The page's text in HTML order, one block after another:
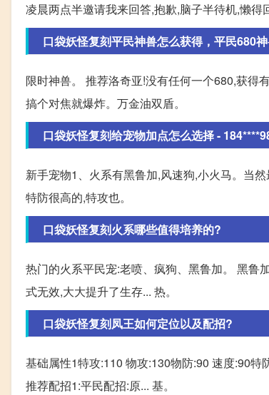
凌晨两点半邀请我来回答,抱歉,脑子半待机,懒
口袋妖怪复刻平民神兽怎么获得，平民680
限时神兽。 推荐洛奇亚!没有任何一个680,获得
搞个对焦就爆炸。万金油双盾。
口袋妖怪复刻给宠物加点怎么选择 -
新手宠物1、火系有黑鲁加,风速狗,小火马。当
特防很高的,特攻也。
口袋妖怪复刻火系哪些值得培养的?
热门的火系平民宠:老喷、疯狗、黑鲁加。 黑鲁
式无效,大大提升了生存... 热。
口袋妖怪复刻凤王如何定位以及配招?
基础属性1特攻:110 物攻:130物防:90 速度:90
推荐配招1:平民配招:原... 基。